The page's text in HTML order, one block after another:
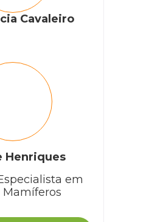
Cavaleiro
Henriques
em
Mamíferos